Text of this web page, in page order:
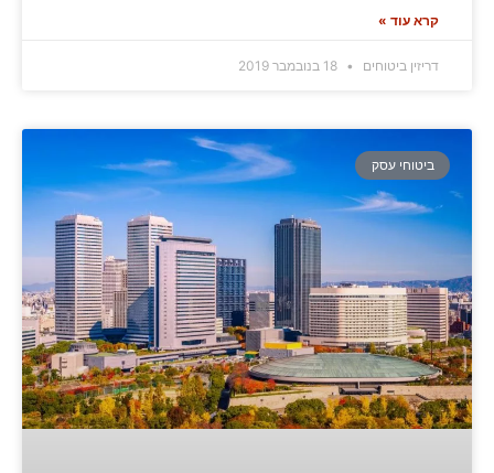
קרא עוד »
דריזין ביטוחים
ביטוחי עסק